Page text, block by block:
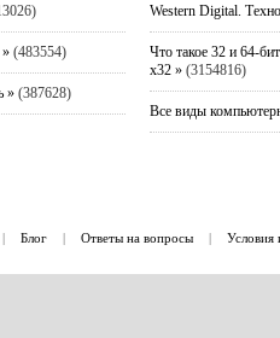
(483554)
»(387628)
Western Digital.
Что такое 32 и 64-
x32 »(3154816)
Все виды
| Блог | Ответы на вопросы | Условия